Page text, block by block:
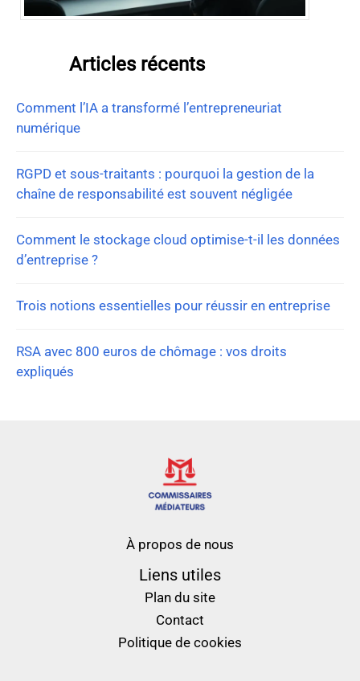
Articles récents
Comment l’IA a transformé l’entrepreneuriat
numérique
RGPD et sous-traitants : pourquoi la gestion de la
chaîne de responsabilité est souvent négligée
Comment le stockage cloud optimise-t-il les données
d’entreprise ?
Trois notions essentielles pour réussir en entreprise
RSA avec 800 euros de chômage : vos droits
expliqués
À propos de nous
Liens utiles
Plan du site
Contact
Politique de cookies